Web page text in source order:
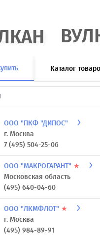
Каталог
ООО "ПКФ "ДИПОС"
г. Москва
7 (495) 504-25-06
ООО "МАКРОГАРАНТ" ★
Московская область
(495) 640-04-60
ООО "ЛКМФЛОТ" ★
г. Москва
(495) 984-89-91